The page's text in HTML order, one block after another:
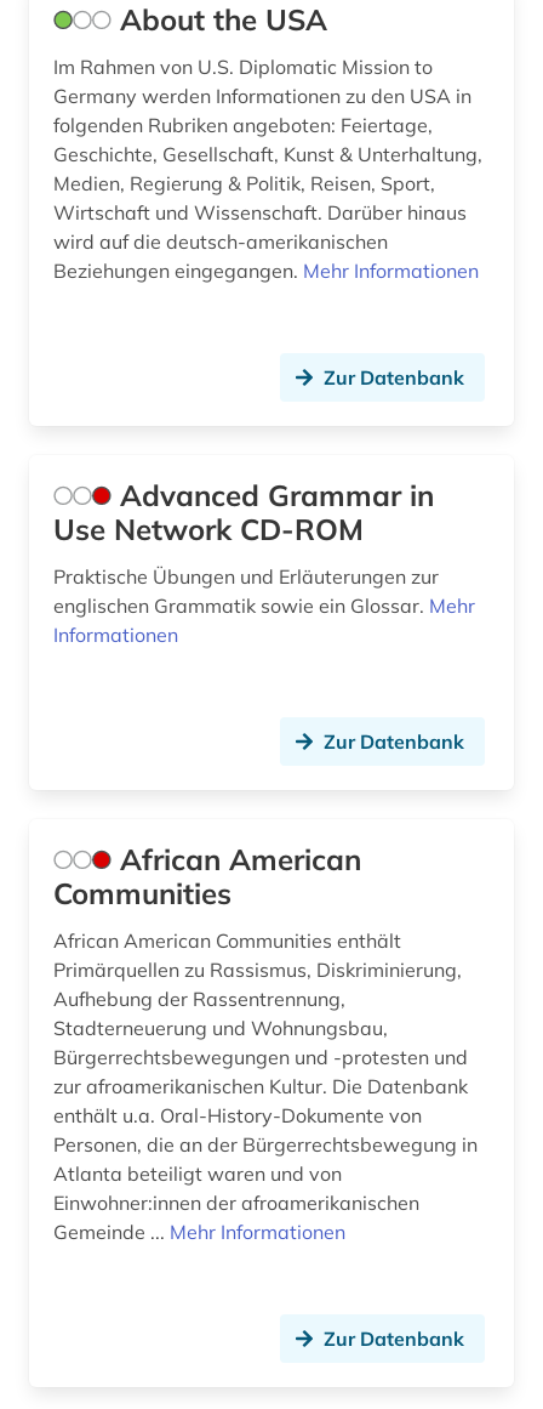
dissertation (2)
dokument (1)
dokumentarfilm (1)
dokumentation (1)
dokumente (2)
doyle (1)
dramatikerin (1)
druckindustrie (1)
druckwerk (1)
dänisch (2)
einführung (1)
einwanderung (2)
elektronische publikation (1)
elektronische zeitschrift (8)
elektronisches buch (40)
elektronisches publizieren (1)
About the USA
Im Rahmen von U.S. Diplomatic Mission to
Germany werden Informationen zu den USA in
folgenden Rubriken angeboten: Feiertage,
Geschichte, Gesellschaft, Kunst & Unterhaltung,
Medien, Regierung & Politik, Reisen, Sport,
Wirtschaft und Wissenschaft. Darüber hinaus
wird auf die deutsch-amerikanischen
Beziehungen eingegangen. Mehr Informationen
Zur Datenbank
Advanced Grammar in
Use Network CD-ROM
Praktische Übungen und Erläuterungen zur
englischen Grammatik sowie ein Glossar. Mehr
Informationen
Zur Datenbank
African American
Communities
African American Communities enthält
Primärquellen zu Rassismus, Diskriminierung,
Aufhebung der Rassentrennung,
Stadterneuerung und Wohnungsbau,
Bürgerrechtsbewegungen und -protesten und
zur afroamerikanischen Kultur. Die Datenbank
enthält u.a. Oral-History-Dokumente von
Personen, die an der Bürgerrechtsbewegung in
Atlanta beteiligt waren und von
Einwohner:innen der afroamerikanischen
Gemeinde ... Mehr Informationen
Zur Datenbank